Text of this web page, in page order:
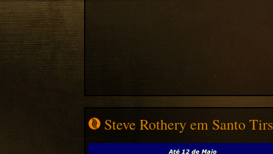
Steve Rothery em Santo